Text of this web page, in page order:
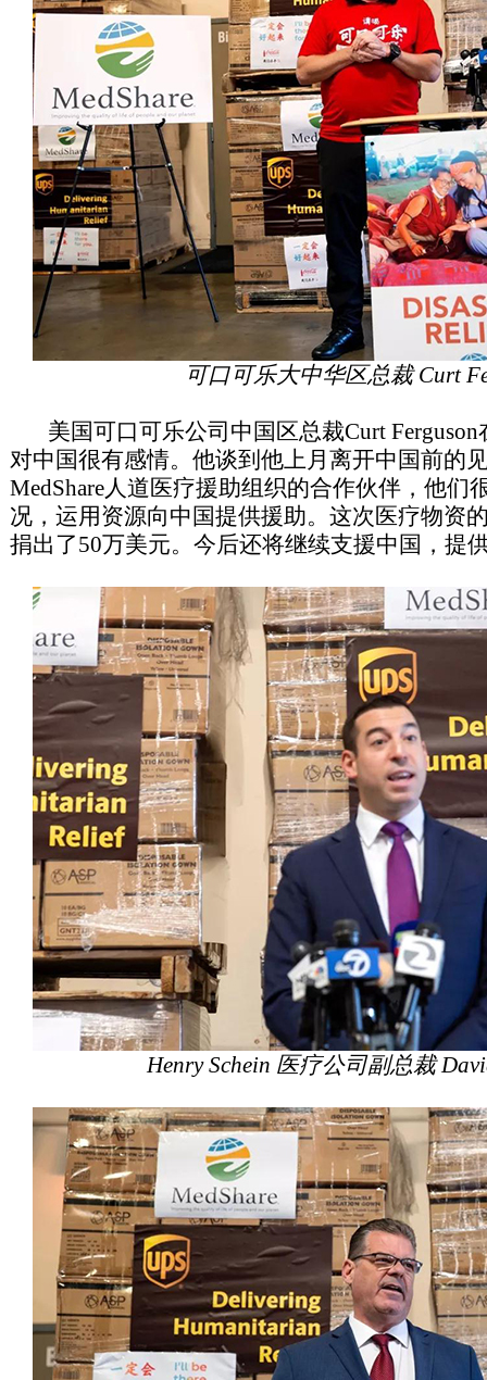
可口可乐大中华区总裁 Curt
美国可口可乐公司中国区总裁Curt Ferguson
对中国很有感情。他谈到他上月离开中国前的
MedShare人道医疗援助组织的合作伙伴，他们
况，运用资源向中国提供援助。这次医疗物资
捐出了50万美元。今后还将继续支援中国，提
Henry Schein 医疗公司副总裁